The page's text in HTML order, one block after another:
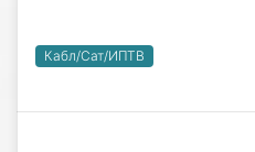
Кабл/Сат/ИПТВ